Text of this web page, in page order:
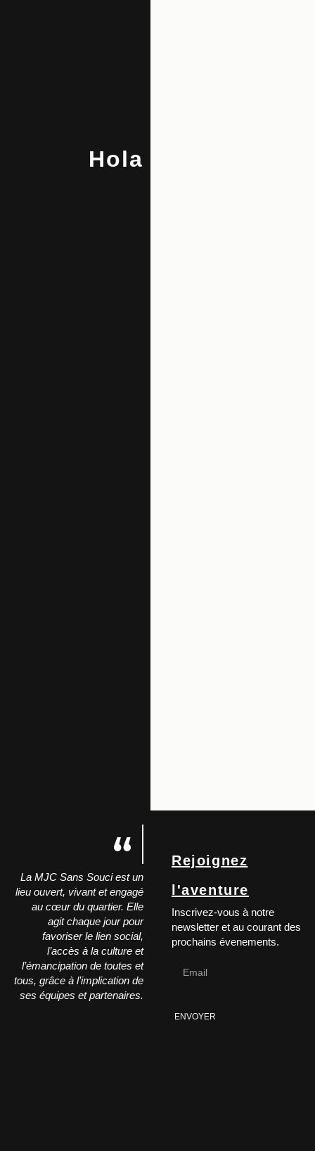
Hola
La MJC Sans Souci est un
lieu ouvert, vivant et engagé
au cœur du quartier. Elle
agit chaque jour pour
favoriser le lien social,
l’accès à la culture et
l’émancipation de toutes et
tous, grâce à l’implication de
ses équipes et partenaires.
Rejoignez
l'aventure
Inscrivez-vous à notre
newsletter et au courant des
prochains évenements.
ENVOYER